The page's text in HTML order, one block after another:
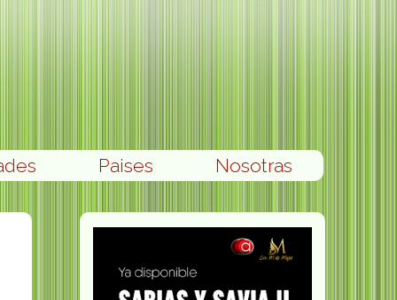
Nosotras
Paises